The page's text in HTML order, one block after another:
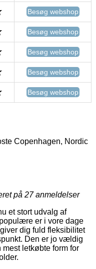
Besøg webshop
Besøg webshop
Besøg webshop
Besøg webshop
Besøg webshop
Copenhagen, Nordic
på 27anmeldelser
et stort udvalg af
er i vore dage
dig fuld fleksibilitet
Den er jo vældig
letkøbte form for